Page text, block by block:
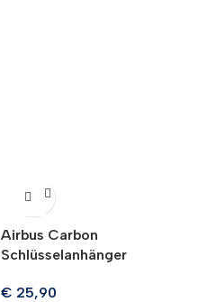
Airbus Carbon
Schlüsselanhänger
€ 25,90